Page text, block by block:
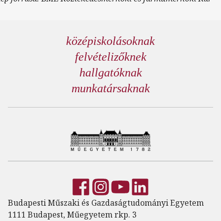
középiskolásoknak
felvételizőknek
hallgatóknak
munkatársaknak
Budapesti Műszaki és Gazdaságtudományi Egyetem
1111 Budapest, Műegyetem rkp. 3